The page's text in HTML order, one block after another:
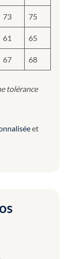
73 75
61 65
67 68
tolérance
et